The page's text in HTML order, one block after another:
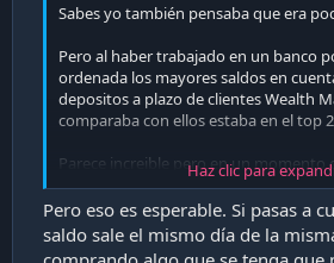
Sabes yo también pensaba que era
Pero al haber trabajado en un banco
ordenada los mayores saldos en
depositos a plazo de clientes Wealth
comparaba con ellos estaba en el top
Parece increible pero en un momento
que haber metido en las 100-150
más saldo liquido de chile gracias a
Haz clic para
Pero eso es esperable. Si pasas a
saldo sale el mismo día de la